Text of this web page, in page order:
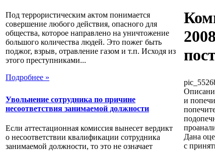
Под террористическим актом понимается
совершение любого действия, опасного для
общества, которое направлено на уничтожение
большого количества людей. Это пожег быть
поджог, взрыв, отравление газом и т.п. Исходя из
этого преступниками...
Подробнее »
Увольнение сотрудника по причине
несоответствия занимаемой должности
Если аттестационная комиссия вынесет вердикт
о несоответствии квалификации сотрудника
занимаемой должности, то это не означает
и
Дана
с